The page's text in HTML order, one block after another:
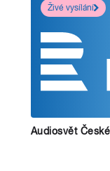
Živé vysílání
Audiosvět